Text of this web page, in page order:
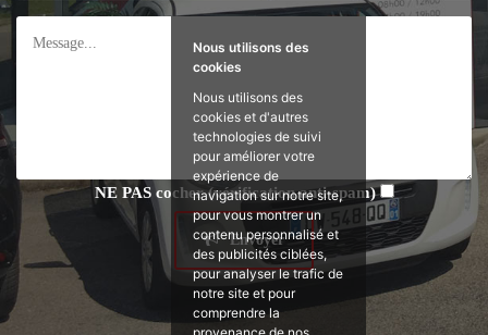
Nous utilisons des
cookies
Nous utilisons des
cookies et d'autres
technologies de suivi
pour améliorer votre
expérience de
navigation sur notre site,
pour vous montrer un
contenu personnalisé et
des publicités ciblées,
pour analyser le trafic de
notre site et pour
comprendre la
NE PAScocher (vérification anti-spam)
Envoyer